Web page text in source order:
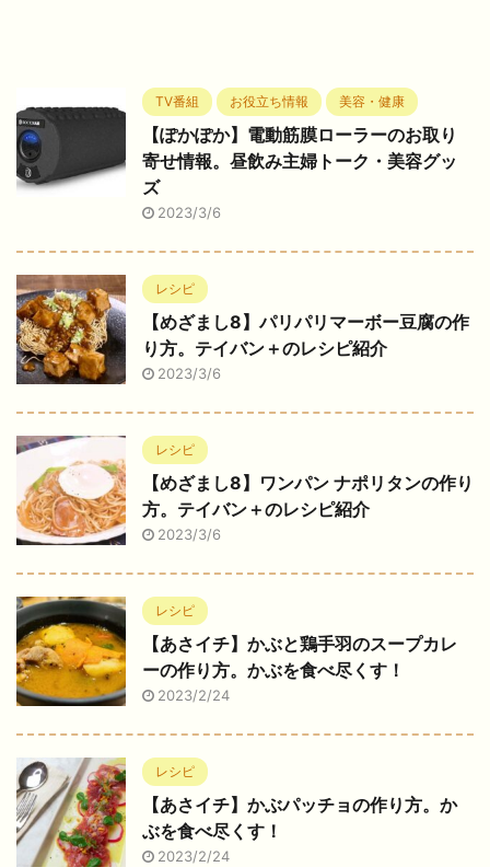
TV番組 お役立ち情報 美容・健康
【ぽかぽか】電動筋膜ローラーのお取り
寄せ情報。昼飲み主婦トーク・美容グッ
ズ
2023/3/6
レシピ
【めざまし8】パリパリマーボー豆腐の作
り方。テイバン＋のレシピ紹介
2023/3/6
レシピ
【めざまし8】ワンパン ナポリタンの作り
方。テイバン＋のレシピ紹介
2023/3/6
レシピ
【あさイチ】かぶと鶏手羽のスープカレ
ーの作り方。かぶを食べ尽くす！
2023/2/24
レシピ
【あさイチ】かぶパッチョの作り方。か
ぶを食べ尽くす！
2023/2/24